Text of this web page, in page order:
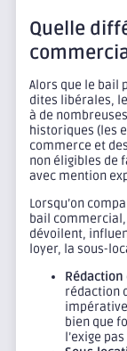
Quelle
Alors que le bail
dites libérales,
à de
historiques (les
commerce et
non éligibles de
avec mention
Lorsqu’on
bail
dévoilent,
loyer, la sous-
Rédaction
rédaction
bien que
l’exige